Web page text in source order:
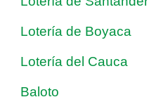
Lotería de Boyaca
Lotería del Cauca
Baloto